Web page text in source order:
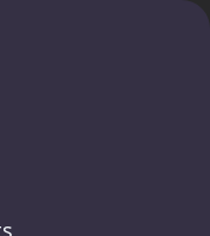
– Sisyphos